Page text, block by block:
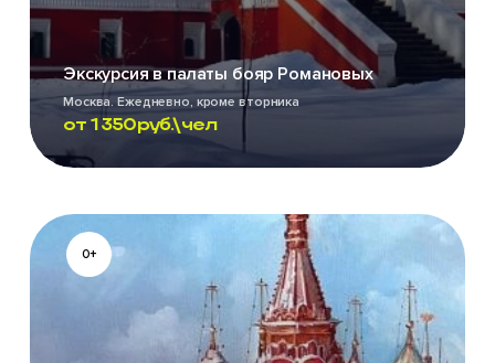
Экскурсия в палаты бояр Романовых
Москва. Ежедневно, кроме вторника
от 1 350руб.\чел
0+